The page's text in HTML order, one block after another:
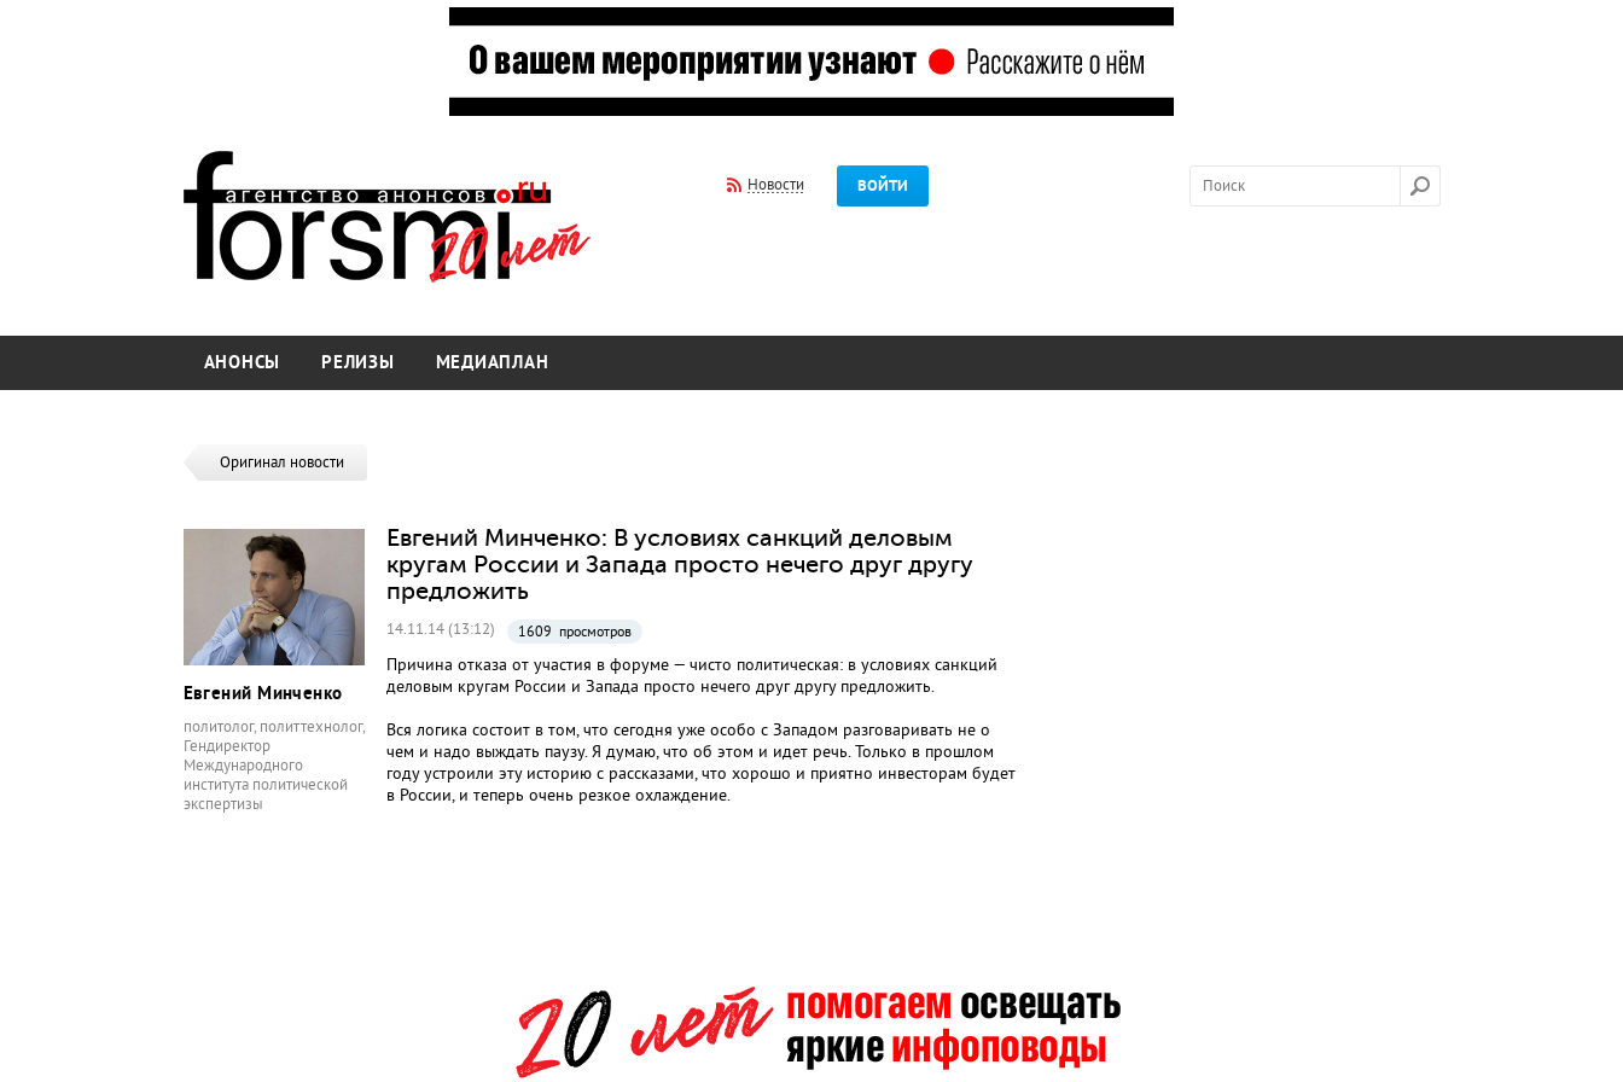
Новости ВОЙТИ
АНОНСЫ РЕЛИЗЫ МЕДИАПЛАН
Оригинал новости
Евгений Минченко
политолог, политтехнолог,
Гендиректор
Международного
института политической
экспертизы
Евгений Минченко: В условиях санкций деловым
кругам России и Запада просто нечего друг другу
предложить
14.11.14 (13:12) 1609 просмотров
Причина отказа от участия в форуме — чисто политическая: в условиях санкций
деловым кругам России и Запада просто нечего друг другу предложить.
Вся логика состоит в том, что сегодня уже особо с Западом разговаривать не о
чем и надо выждать паузу. Я думаю, что об этом и идет речь. Только в прошлом
году устроили эту историю с рассказами, что хорошо и приятно инвесторам будет
в России, и теперь очень резкое охлаждение.